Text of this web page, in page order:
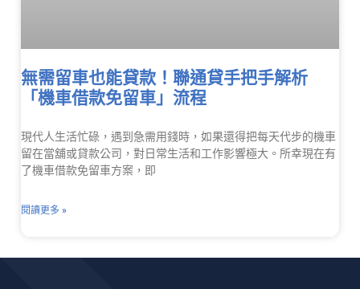
無需留車也能貸款！聯通貸手把手解析
「機車借款免留車」流程
現代人生活忙碌，遇到急需用錢時，如果還得把每天代步的機車
留在當舖或貸款公司，對日常生活和工作影響極大。所幸現在有
了機車借款免留車方案，即
閱讀更多 »